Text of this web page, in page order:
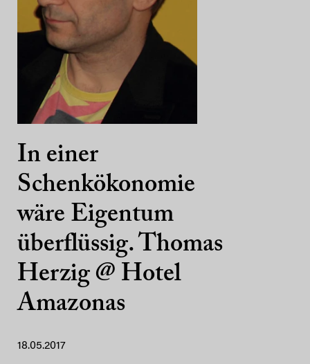
In einer
Schenkökonomie
wäre Eigentum
überflüssig. Thomas
Herzig @ Hotel
Amazonas
18.05.2017